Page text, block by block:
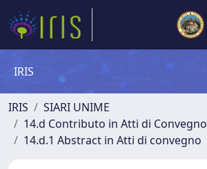
IRIS
IRIS
SIARI UNIME
14.d Contributo in Atti di Convegno
14.d.1 Abstract in Atti di convegno